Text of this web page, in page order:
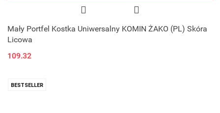
Mały Portfel Kostka Uniwersalny KOMIN ŻAKO (PL) Skóra
Licowa
109.32
BESTSELLER